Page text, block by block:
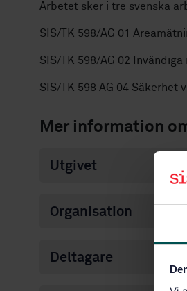
Arbetet sker i tre svenska
SIS/TK 598/AG 01
SIS/TK 598/AG 02
SIS/TK 598 AG 04 Säkerhet
Mer information
Utgivet
Organisation
Deltagare